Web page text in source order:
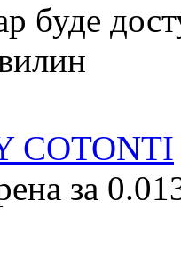
буде
COTONTI
за